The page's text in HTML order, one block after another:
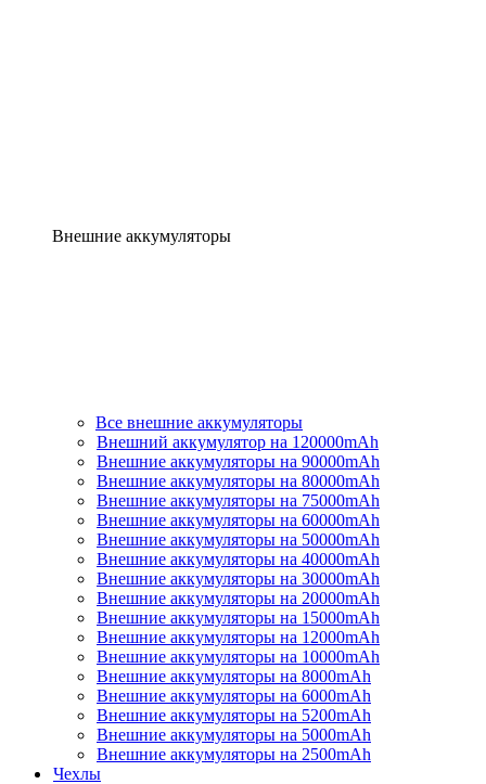
Внешние аккумуляторы
Все внешние аккумуляторы
Внешний аккумулятор на 120000mAh
Внешние аккумуляторы на 90000mAh
Внешние аккумуляторы на 80000mAh
Внешние аккумуляторы на 75000mAh
Внешние аккумуляторы на 60000mAh
Внешние аккумуляторы на 50000mAh
Внешние аккумуляторы на 40000mAh
Внешние аккумуляторы на 30000mAh
Внешние аккумуляторы на 20000mAh
Внешние аккумуляторы на 15000mAh
Внешние аккумуляторы на 12000mAh
Внешние аккумуляторы на 10000mAh
Внешние аккумуляторы на 8000mAh
Внешние аккумуляторы на 6000mAh
Внешние аккумуляторы на 5200mAh
Внешние аккумуляторы на 5000mAh
Внешние аккумуляторы на 2500mAh
Чехлы